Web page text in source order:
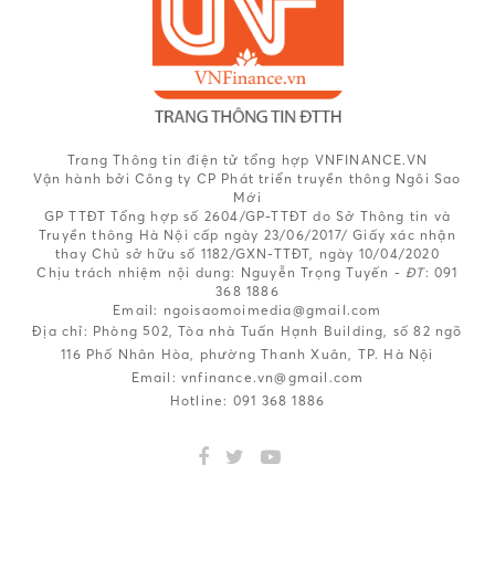
Trang Thông tin điện tử tổng hợp VNFINANCE.VN
Vận hành bởi Công ty CP Phát triển truyền thông Ngôi Sao
Mới
GP TTĐT Tổng hợp số 2604/GP-TTĐT do Sở Thông tin và
Truyền thông Hà Nội cấp ngày 23/06/2017/ Giấy xác nhận
thay Chủ sở hữu số 1182/GXN-TTĐT, ngày 10/04/2020
Chịu trách nhiệm nội dung: Nguyễn Trọng Tuyến - ĐT: 091
368 1886
Email: ngoisaomoimedia@gmail.com
Địa chỉ: Phòng 502, Tòa nhà Tuấn Hạnh Building, số 82 ngõ
116 Phố Nhân Hòa, phường Thanh Xuân, TP. Hà Nội
Email: vnfinance.vn@gmail.com
Hotline: 091 368 1886